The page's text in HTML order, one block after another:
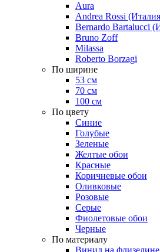
Aura
Andrea Rossi
Bernardo Bartalucci
Bruno Zoff
Milassa
Roberto Borzagi
По ширине
53 см
70 см
100 см
По цвету
Синие
Голубые
Зеленые
Желтые обои
Красные
Коричневые обои
Оливковые
Розовые
Серые
Фиолетовые обои
Черные
По материалу
Винил на флизелине